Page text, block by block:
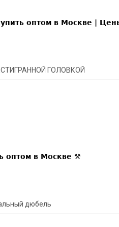
ГОЛОВКОЙ
дюбель